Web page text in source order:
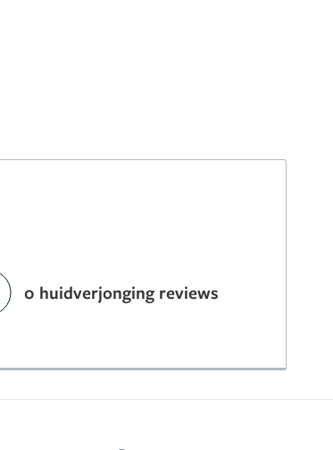
0 huidverjonging reviews